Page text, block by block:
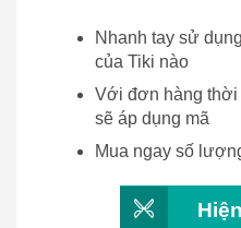
Nhanh tay sử
của Tiki nào
Với đơn hàng thời
sẽ áp dụng mã
Mua ngay số